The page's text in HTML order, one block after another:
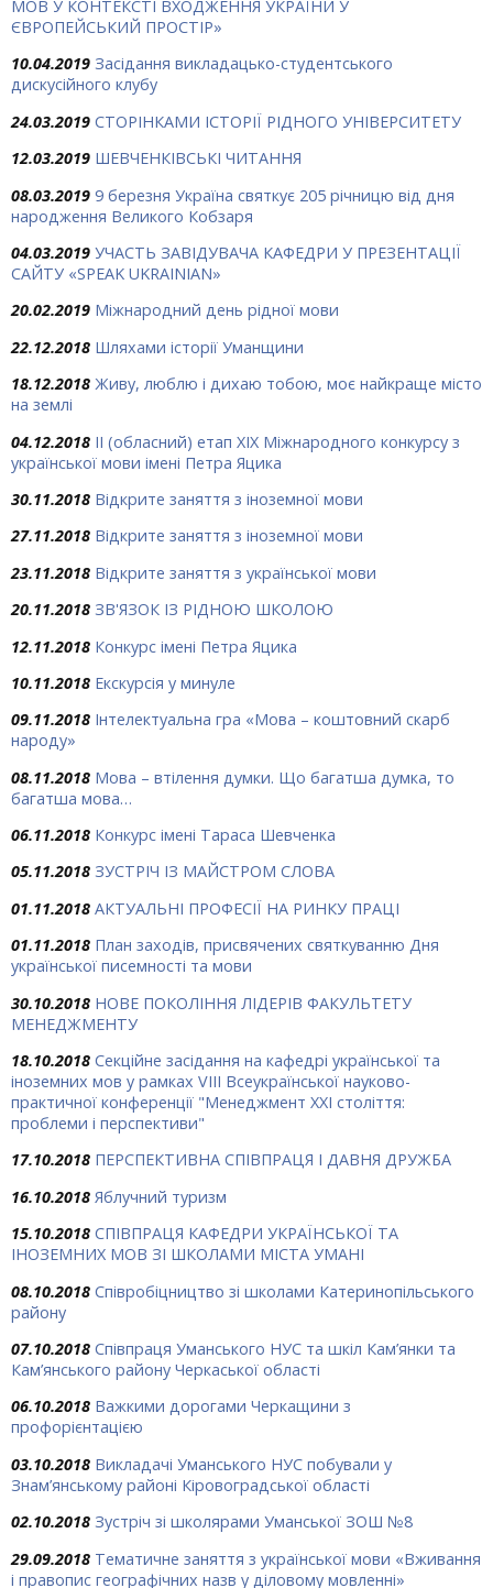
МОВ У КОНТЕКСТІ ВХОДЖЕННЯ УКРАЇНИ У
ЄВРОПЕЙСЬКИЙ ПРОСТІР»
10.04.2019 Засідання викладацько-студентського
дискусійного клубу
24.03.2019 СТОРІНКАМИ ІСТОРІЇ РІДНОГО УНІВЕРСИТЕТУ
12.03.2019 ШЕВЧЕНКІВСЬКІ ЧИТАННЯ
08.03.2019 9 березня Україна святкує 205 річницю від дня
народження Великого Кобзаря
04.03.2019 УЧАСТЬ ЗАВІДУВАЧА КАФЕДРИ У ПРЕЗЕНТАЦІЇ
САЙТУ «SPEAK UKRAINIAN»
20.02.2019 Міжнародний день рідної мови
22.12.2018 Шляхами історії Уманщини
18.12.2018 Живу, люблю і дихаю тобою, моє найкраще місто
на землі
04.12.2018 ІІ (обласний) етап ХІХ Міжнародного конкурсу з
української мови імені Петра Яцика
30.11.2018 Відкрите заняття з іноземної мови
27.11.2018 Відкрите заняття з іноземної мови
23.11.2018 Відкрите заняття з української мови
20.11.2018 ЗВ'ЯЗОК ІЗ РІДНОЮ ШКОЛОЮ
12.11.2018 Конкурс імені Петра Яцика
10.11.2018 Екскурсія у минуле
09.11.2018 Інтелектуальна гра «Мова – коштовний скарб
народу»
08.11.2018 Мова – втілення думки. Що багатша думка, то
багатша мова…
06.11.2018 Конкурс імені Тараса Шевченка
05.11.2018 ЗУСТРІЧ ІЗ МАЙСТРОМ СЛОВА
01.11.2018 АКТУАЛЬНІ ПРОФЕСІЇ НА РИНКУ ПРАЦІ
01.11.2018 План заходів, присвячених святкуванню Дня
української писемності та мови
30.10.2018 НОВЕ ПОКОЛІННЯ ЛІДЕРІВ ФАКУЛЬТЕТУ
МЕНЕДЖМЕНТУ
18.10.2018 Секційне засідання на кафедрі української та
іноземних мов у рамках VІІІ Всеукраїнської науково-
практичної конференції "Менеджмент ХХІ століття:
проблеми і перспективи"
17.10.2018 ПЕРСПЕКТИВНА СПІВПРАЦЯ І ДАВНЯ ДРУЖБА
16.10.2018 Яблучний туризм
15.10.2018 СПІВПРАЦЯ КАФЕДРИ УКРАЇНСЬКОЇ ТА
ІНОЗЕМНИХ МОВ ЗІ ШКОЛАМИ МІСТА УМАНІ
08.10.2018 Співробіцництво зі школами Катеринопільського
району
07.10.2018 Співпраця Уманського НУС та шкіл Кам’янки та
Кам’янського району Черкаської області
06.10.2018 Важкими дорогами Черкащини з
профорієнтацією
03.10.2018 Викладачі Уманського НУС побували у
Знам’янському районі Кіровоградської області
02.10.2018 Зустріч зі школярами Уманської ЗОШ №8
29.09.2018 Тематичне заняття з української мови «Вживання
і правопис географічних назв у діловому мовленні»